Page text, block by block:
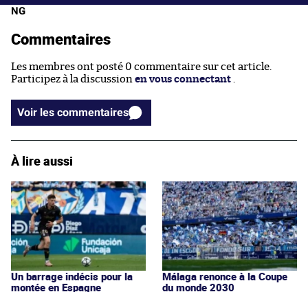
NG
Commentaires
Les membres ont posté 0 commentaire sur cet article.
Participez à la discussion en vous connectant .
Voir les commentaires
À lire aussi
Un barrage indécis pour la
montée en Espagne
Málaga renonce à la Coupe
du monde 2030